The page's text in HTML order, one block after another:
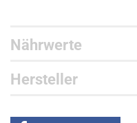
Nährwerte
Hersteller